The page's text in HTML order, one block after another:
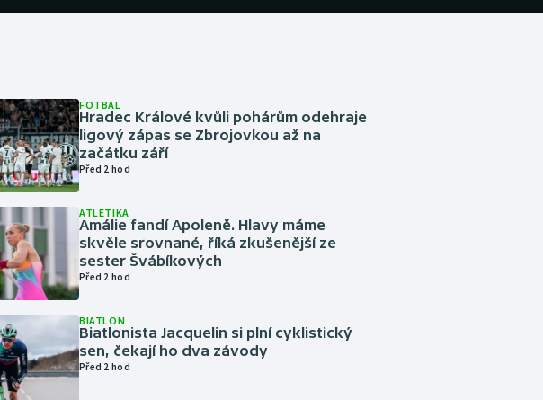
FOTBAL
Hradec Králové kvůli pohárům odehraje
ligový zápas se Zbrojovkou až na
začátku září
Před 2 hod
ATLETIKA
Amálie fandí Apoleně. Hlavy máme
skvěle srovnané, říká zkušenější ze
sester Švábíkových
Před 2 hod
BIATLON
Biatlonista Jacquelin si plní cyklistický
sen, čekají ho dva závody
Před 2 hod